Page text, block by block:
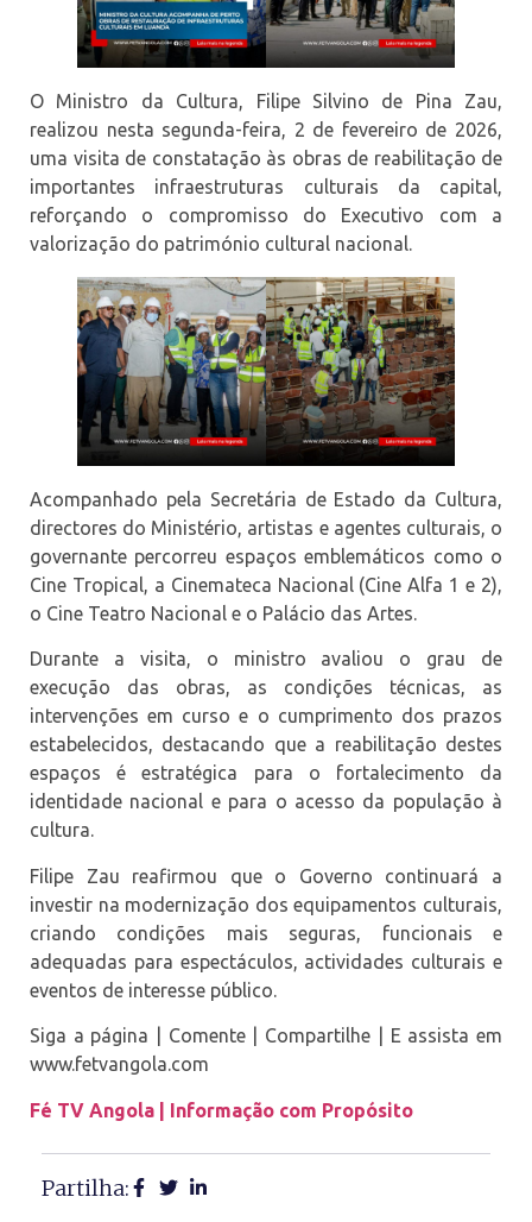
O Ministro da Cultura, Filipe Silvino de Pina Zau,
realizou nesta segunda-feira, 2 de fevereiro de 2026,
uma visita de constatação às obras de reabilitação de
importantes infraestruturas culturais da capital,
reforçando o compromisso do Executivo com a
valorização do património cultural nacional.
Acompanhado pela Secretária de Estado da Cultura,
directores do Ministério, artistas e agentes culturais, o
governante percorreu espaços emblemáticos como o
Cine Tropical, a Cinemateca Nacional (Cine Alfa 1 e 2),
o Cine Teatro Nacional e o Palácio das Artes.
Durante a visita, o ministro avaliou o grau de
execução das obras, as condições técnicas, as
intervenções em curso e o cumprimento dos prazos
estabelecidos, destacando que a reabilitação destes
espaços é estratégica para o fortalecimento da
identidade nacional e para o acesso da população à
cultura.
Filipe Zau reafirmou que o Governo continuará a
investir na modernização dos equipamentos culturais,
criando condições mais seguras, funcionais e
adequadas para espectáculos, actividades culturais e
eventos de interesse público.
Siga a página | Comente | Compartilhe | E assista em
www.fetvangola.com
Fé TV Angola | Informação com Propósito
Partilha: